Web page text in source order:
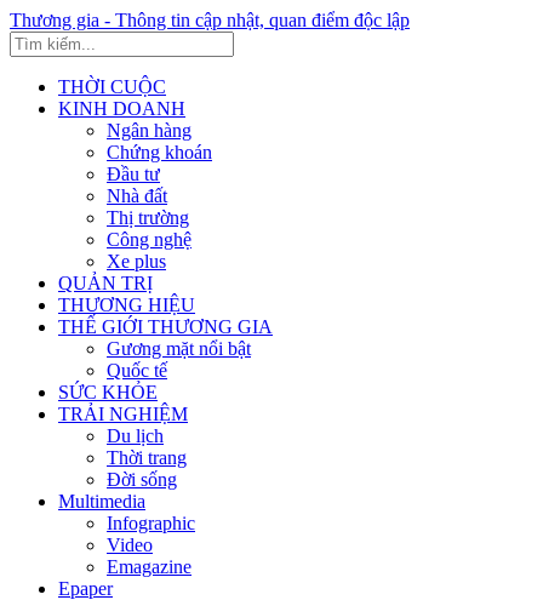
Thương gia - Thông tin cập nhật, quan điểm độc lập
THỜI CUỘC
KINH DOANH
Ngân hàng
Chứng khoán
Đầu tư
Nhà đất
Thị trường
Công nghệ
Xe plus
QUẢN TRỊ
THƯƠNG HIỆU
THẾ GIỚI THƯƠNG GIA
Gương mặt nổi bật
Quốc tế
SỨC KHỎE
TRẢI NGHIỆM
Du lịch
Thời trang
Đời sống
Multimedia
Infographic
Video
Emagazine
Epaper